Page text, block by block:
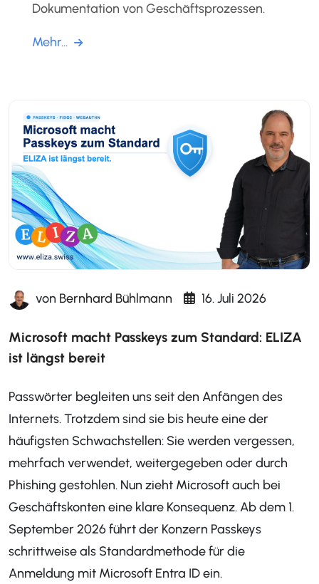
Dokumentation von Geschäftsprozessen.
Mehr...
von Bernhard Bühlmann 16. Juli 2026
Microsoft macht Passkeys zum Standard: ELIZA
ist längst bereit
Passwörter begleiten uns seit den Anfängen des
Internets. Trotzdem sind sie bis heute eine der
häufigsten Schwachstellen: Sie werden vergessen,
mehrfach verwendet, weitergegeben oder durch
Phishing gestohlen. Nun zieht Microsoft auch bei
Geschäftskonten eine klare Konsequenz. Ab dem 1.
September 2026 führt der Konzern Passkeys
schrittweise als Standardmethode für die
Anmeldung mit Microsoft Entra ID ein.